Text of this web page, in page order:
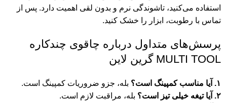
استفاده می‌کنید، تاشوندگی نرم و بدون لقی اهمیت دارد. پس از
تماس با رطوبت، ابزار را خشک کنید.
پرسش‌های متداول درباره چاقوی چندکاره
MULTI TOOL گرین لاین
۱. آیا مناسب کمپینگ است؟
بله، جزو ضروریات کمپینگ است.
۲. آیا تیغه خیلی تیز است؟
بله، مراقبت لازم است.